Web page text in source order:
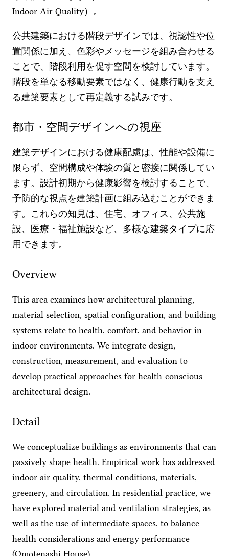
Indoor Air Quality）。
公共建築における階段デザインでは、視認性や位
置関係に加え、色彩やメッセージを組み合わせる
ことで、階段利用を促す空間を検討しています。
階段を単なる移動要素ではなく、健康行動を支え
る建築要素として再定義する試みです。
都市・空間デザインへの視座
建築デザインにおける健康配慮は、性能や設備に
限らず、空間構成や体験の質と密接に関係してい
ます。設計初期から健康影響を検討することで、
予防的な視点を建築計画に組み込むことができま
す。これらの知見は、住宅、オフィス、公共施
設、医療・福祉施設など、多様な建築タイプに応
用できます。
Overview
This area examines how architectural planning,
material selection, spatial configuration, and building
systems relate to health, comfort, and behavior in
indoor environments. We integrate design,
construction, measurement, and evaluation to
develop practical approaches for health-conscious
architectural design.
Detail
We conceptualize buildings as environments that can
passively shape health. Empirical work has addressed
indoor air quality, thermal conditions, materials,
greenery, and circulation. In residential practice, we
have explored material and ventilation strategies, as
well as the use of intermediate spaces, to balance
health considerations and energy performance
(Omotenashi House).